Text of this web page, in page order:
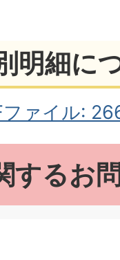
明細に
ァイル:
するお